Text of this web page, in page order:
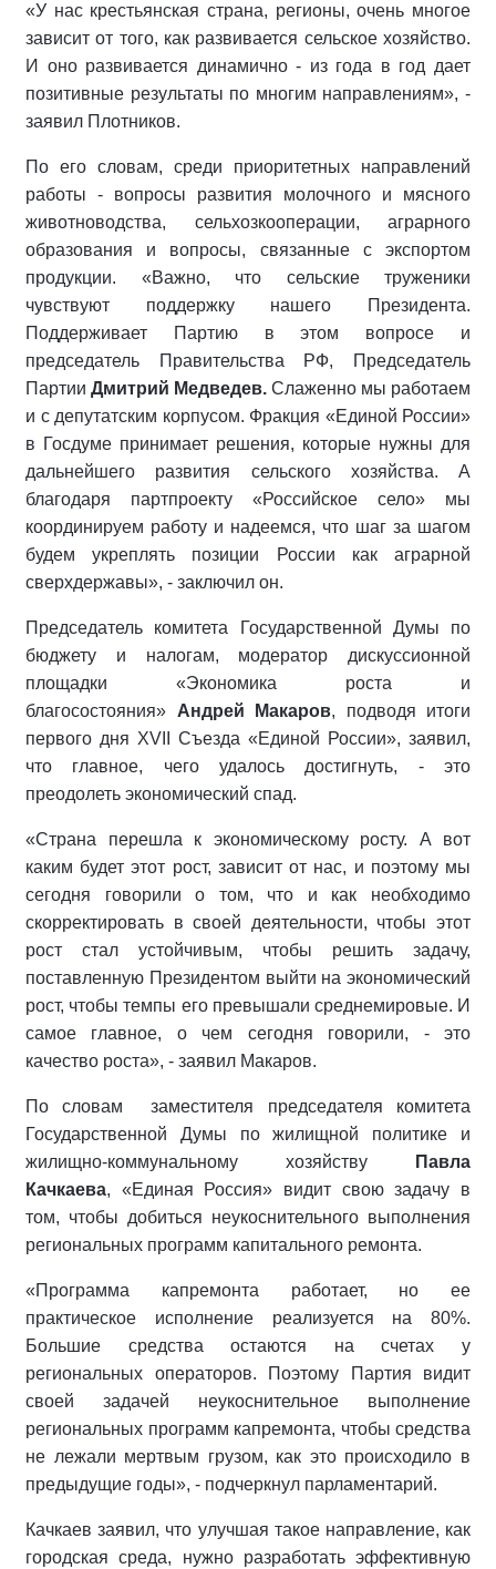
«У нас крестьянская страна, регионы, очень многое
зависит от того, как развивается сельское хозяйство.
И оно развивается динамично - из года в год дает
позитивные результаты по многим направлениям», -
заявил Плотников.
По его словам, среди приоритетных направлений
работы - вопросы развития молочного и мясного
животноводства, сельхозкооперации, аграрного
образования и вопросы, связанные с экспортом
продукции. «Важно, что сельские труженики
чувствуют поддержку нашего Президента.
Поддерживает Партию в этом вопросе и
председатель Правительства РФ, Председатель
Партии Дмитрий Медведев. Слаженно мы работаем
и с депутатским корпусом. Фракция «Единой России»
в Госдуме принимает решения, которые нужны для
дальнейшего развития сельского хозяйства. А
благодаря партпроекту «Российское село» мы
координируем работу и надеемся, что шаг за шагом
будем укреплять позиции России как аграрной
сверхдержавы», - заключил он.
Председатель комитета Государственной Думы по
бюджету и налогам, модератор дискуссионной
площадки «Экономика роста и
благосостояния» Андрей Макаров, подводя итоги
первого дня XVII Съезда «Единой России», заявил,
что главное, чего удалось достигнуть, - это
преодолеть экономический спад.
«Страна перешла к экономическому росту. А вот
каким будет этот рост, зависит от нас, и поэтому мы
сегодня говорили о том, что и как необходимо
скорректировать в своей деятельности, чтобы этот
рост стал устойчивым, чтобы решить задачу,
поставленную Президентом выйти на экономический
рост, чтобы темпы его превышали среднемировые. И
самое главное, о чем сегодня говорили, - это
качество роста», - заявил Макаров.
По словам заместителя председателя комитета
Государственной Думы по жилищной политике и
жилищно-коммунальному хозяйству
Павла
Качкаева, «Единая Россия» видит свою задачу в
том, чтобы добиться неукоснительного выполнения
региональных программ капитального ремонта.
«Программа капремонта работает, но ее
практическое исполнение реализуется на 80%.
Большие средства остаются на счетах у
региональных операторов. Поэтому Партия видит
своей задачей неукоснительное выполнение
региональных программ капремонта, чтобы средства
не лежали мертвым грузом, как это происходило в
предыдущие годы», - подчеркнул парламентарий.
Качкаев заявил, что улучшая такое направление, как
городская среда, нужно разработать эффективную